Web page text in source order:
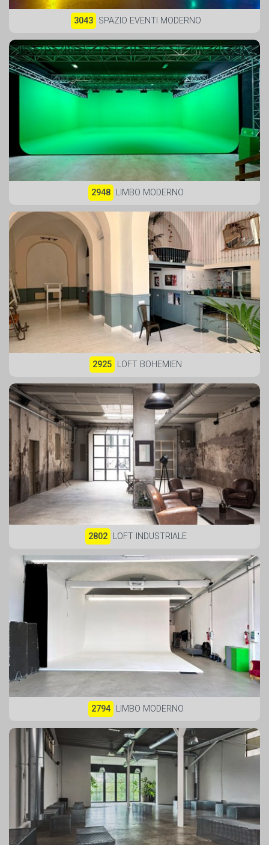
3043 SPAZIO EVENTI MODERNO
2948 LIMBO MODERNO
2925 LOFT BOHEMIEN
2802 LOFT INDUSTRIALE
2794 LIMBO MODERNO